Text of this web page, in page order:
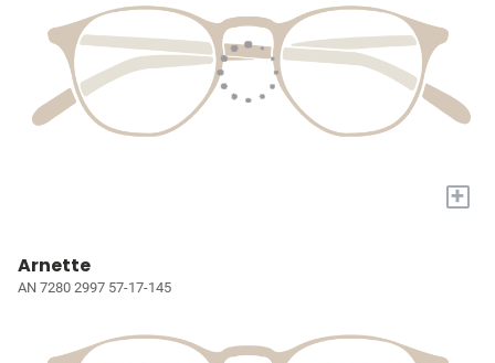
+
Arnette
AN 7280 2997 57-17-145